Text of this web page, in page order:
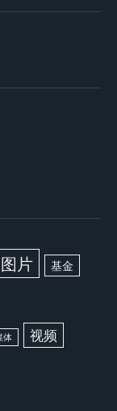
图片 基金
体 视频